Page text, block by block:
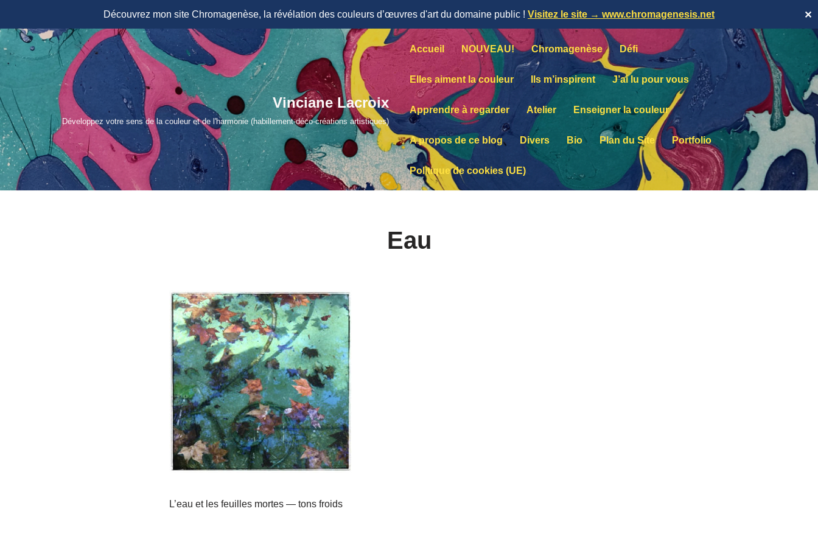
Découvrez mon site Chromagenèse, la révélation des couleurs d’œuvres d'art du domaine public ! Visitez le site → www.chromagenesis.net ✕
Aller
contenu
Vinciane Lacroix
Développez votre sens de la couleur et de l'harmonie (habillement-déco-créations artistiques)
Accueil NOUVEAU! Chromagenèse Défi
Elles aiment la couleur Ils m’inspirent J’ai lu pour vous
Apprendre à regarder Atelier Enseigner la couleur
A propos de ce blog Divers Bio Plan du Site Portfolio
Politique de cookies (UE)
Eau
L’eau et les feuilles mortes — tons froids